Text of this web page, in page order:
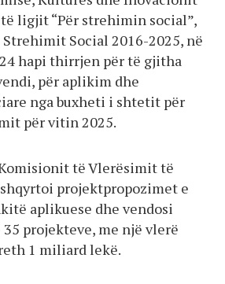
ligjit “Për strehimin social”,
Social 2016-2025, në
hapi thirrjen për të gjitha
për aplikim dhe
nga buxheti i shtetit për
për vitin 2025.
të Vlerësimit të
projektpropozimet e
aplikuese dhe vendosi
projekteve, me një vlerë
1 miliard lekë.